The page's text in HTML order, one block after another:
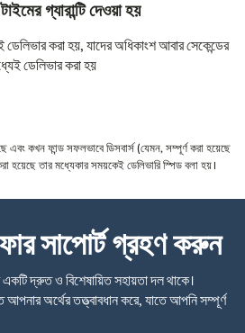
গ্যারান্টি দেওয়া হয়
ডেলিভার করা হয়, যাদের অধিকাংশ আবার সেকেন্ডের
ডেলিভার করা হয়
এবং কখন ফান্ড সফলভাবে ডিসবার্স (যেমন, সম্পূর্ণ করা হয়েছে
তার মধ্যেকার সময়কেই ডেলিভারি স্পিড বলা হয়।
সাপোর্ট গ্রহণ করুন
দ্রুত ও বিশেষায়িত সহায়তা দল থাকে।
অর্থের তত্ত্বাবধান করে, যাতে আপনি সম্পূর্ণ